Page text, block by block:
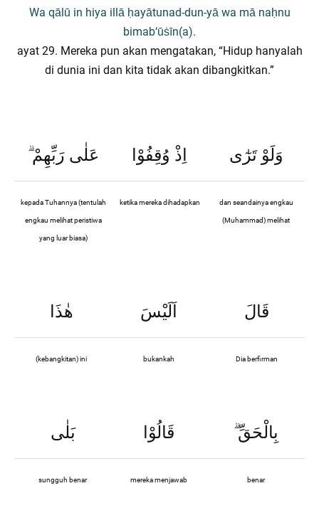
Wa qālū in hiya illā ḥayātunad-dun-yā wa mā naḥnu
bimab‘ūṡīn(a).
ayat 29. Mereka pun akan mengatakan, “Hidup hanyalah
di dunia ini dan kita tidak akan dibangkitkan.”
ۗعَلٰى رَبِّهِمْ اِذْ وُقِفُوْا وَلَوْ تَرٰٓى
kepada Tuhannya (tentulah
engkau melihat peristiwa
yang luar biasa)
ketika mereka dihadapkan dan seandainya engkau
(Muhammad) melihat
هٰذَا اَلَيْسَ قَالَ
(kebangkitan) ini bukankah Dia berfirman
بَلٰى قَالُوْا ۗبِالْحَقِّ
sungguh benar mereka menjawab benar